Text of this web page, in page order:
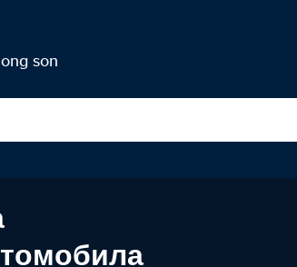
son